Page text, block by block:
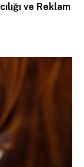
ve Reklam